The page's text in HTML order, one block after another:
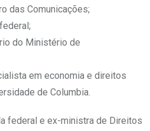
das Comunicações;
do Ministério de
em economia e direitos
de Columbia.
federal e ex-ministra de Direitos